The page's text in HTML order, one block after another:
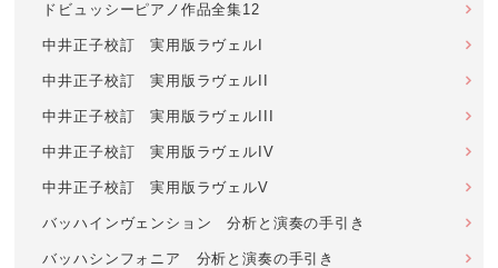
ドビュッシーピアノ作品全集12
中井正子校訂 実用版ラヴェルI
中井正子校訂 実用版ラヴェルII
中井正子校訂 実用版ラヴェルIII
中井正子校訂 実用版ラヴェルIV
中井正子校訂 実用版ラヴェルV
バッハインヴェンション 分析と演奏の手引き
バッハシンフォニア 分析と演奏の手引き